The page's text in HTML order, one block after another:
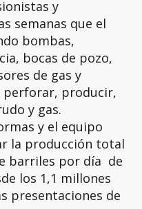
y
semanas que el
bombas,
bocas de pozo,
de gas y
perforar, producir,
y gas.
y el equipo
la producción total
barriles por día ⁠ de
los 1,1 millones
presentaciones de